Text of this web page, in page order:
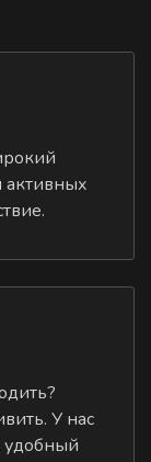
У нас
удобный